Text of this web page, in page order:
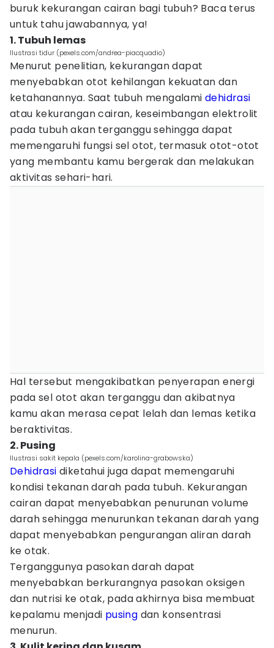
buruk kekurangan cairan bagi tubuh? Baca terus
untuk tahu jawabannya, ya!
1. Tubuh lemas
Ilustrasi tidur (pexels.com/andrea-piacquadio)
Menurut penelitian, kekurangan dapat
menyebabkan otot kehilangan kekuatan dan
ketahanannya. Saat tubuh mengalami dehidrasi
atau kekurangan cairan, keseimbangan elektrolit
pada tubuh akan terganggu sehingga dapat
memengaruhi fungsi sel otot, termasuk otot-otot
yang membantu kamu bergerak dan melakukan
aktivitas sehari-hari.
Hal tersebut mengakibatkan penyerapan energi
pada sel otot akan terganggu dan akibatnya
kamu akan merasa cepat lelah dan lemas ketika
beraktivitas.
2. Pusing
Ilustrasi sakit kepala (pexels.com/karolina-grabowska)
Dehidrasi diketahui juga dapat memengaruhi
kondisi tekanan darah pada tubuh. Kekurangan
cairan dapat menyebabkan penurunan volume
darah sehingga menurunkan tekanan darah yang
dapat menyebabkan pengurangan aliran darah
ke otak.
Terganggunya pasokan darah dapat
menyebabkan berkurangnya pasokan oksigen
dan nutrisi ke otak, pada akhirnya bisa membuat
kepalamu menjadi pusing dan konsentrasi
menurun.